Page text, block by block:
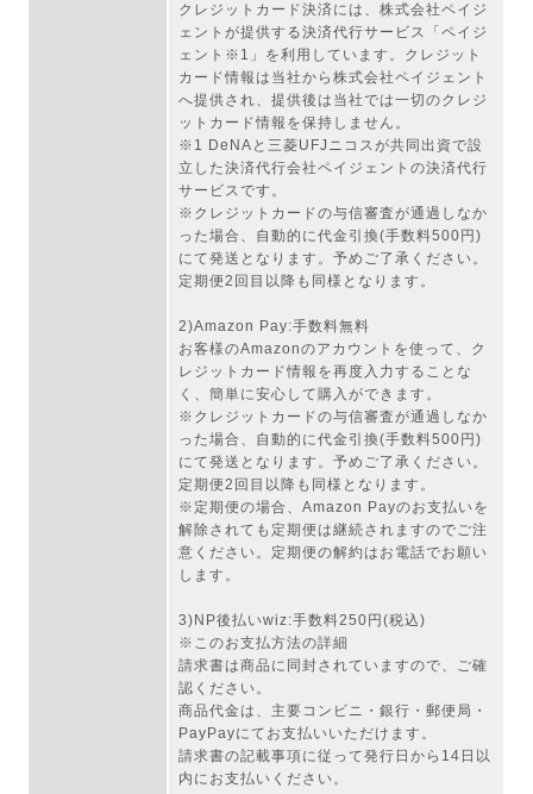
クレジットカード決済には、株式会社ペイジ
ェントが提供する決済代行サービス「ペイジ
ェント※1」を利用しています。クレジット
カード情報は当社から株式会社ペイジェント
へ提供され、提供後は当社では一切のクレジ
ットカード情報を保持しません。
※1 DeNAと三菱UFJニコスが共同出資で設
立した決済代行会社ペイジェントの決済代行
サービスです。
※クレジットカードの与信審査が通過しなか
った場合、自動的に代金引換(手数料500円)
にて発送となります。予めご了承ください。
定期便2回目以降も同様となります。
2)Amazon Pay:手数料無料
お客様のAmazonのアカウントを使って、ク
レジットカード情報を再度入力することな
く、簡単に安心して購入ができます。
※クレジットカードの与信審査が通過しなか
った場合、自動的に代金引換(手数料500円)
にて発送となります。予めご了承ください。
定期便2回目以降も同様となります。
※定期便の場合、Amazon Payのお支払いを
解除されても定期便は継続されますのでご注
意ください。定期便の解約はお電話でお願い
します。
3)NP後払いwiz:手数料250円(税込)
※このお支払方法の詳細
請求書は商品に同封されていますので、ご確
認ください。
商品代金は、主要コンビニ・銀行・郵便局・
PayPayにてお支払いいただけます。
請求書の記載事項に従って発行日から14日以
内にお支払いください。